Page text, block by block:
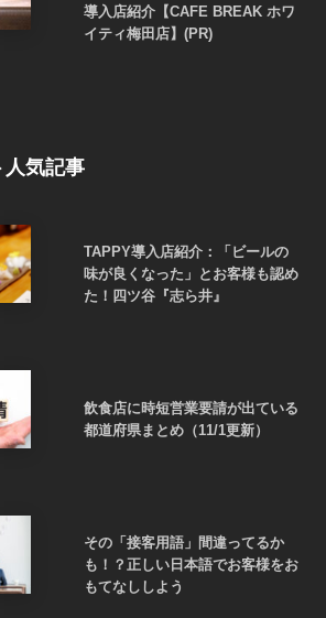
導入店紹介【CAFE BREAK ホワ
イティ梅田店】(PR)
人気記事
TAPPY導入店紹介：「ビールの
味が良くなった」とお客様も認め
た！四ツ谷『志ら井』
飲食店に時短営業要請が出ている
都道府県まとめ（11/1更新）
その「接客用語」間違ってるか
も！？正しい日本語でお客様をお
もてなししよう